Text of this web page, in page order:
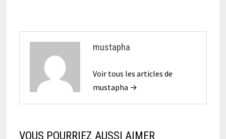
mustapha
Voir tous les articles de
mustapha →
VOUS POURRIEZ AUSSI AIMER